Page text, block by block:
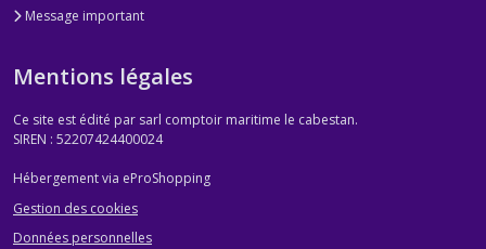
Message important
Mentions légales
Ce site est édité par sarl comptoir maritime le cabestan.
SIREN : 52207424400024
Hébergement via eProShopping
Gestion des cookies
Données personnelles